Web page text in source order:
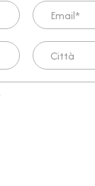
Email*
Città